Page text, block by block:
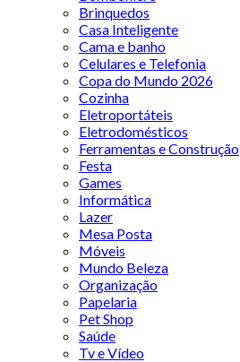
Brinquedos
Casa Inteligente
Cama e banho
Celulares e Telefonia
Copa do Mundo 2026
Cozinha
Eletroportáteis
Eletrodomésticos
Ferramentas e Construção
Festa
Games
Informática
Lazer
Mesa Posta
Móveis
Mundo Beleza
Organização
Papelaria
Pet Shop
Saúde
Tv e Vídeo